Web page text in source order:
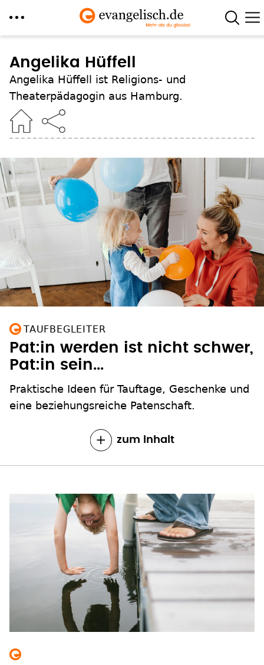
zum
Inhalt
Angelika Hüffell
Angelika Hüffell ist Religions- und
Theaterpädagogin aus Hamburg.
TAUFBEGLEITER
Pat:in werden ist nicht schwer,
Pat:in sein...
Praktische Ideen für Tauftage, Geschenke und
eine beziehungsreiche Patenschaft.
zum Inhalt